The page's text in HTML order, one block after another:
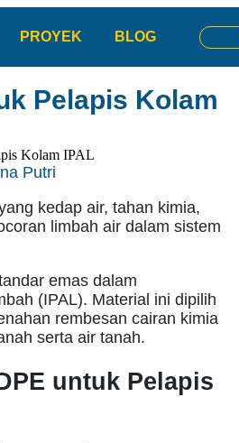
PROYEK BLOG
Pelapis Kolam
Putri
kedap air, tahan kimia,
limbah air dalam sistem
emas dalam
(IPAL). Material ini dipilih
rembesan cairan kimia
serta air tanah.
untuk Pelapis